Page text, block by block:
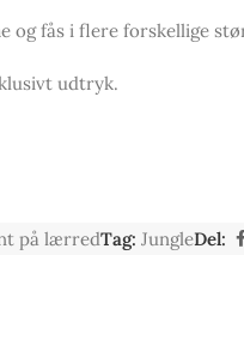
og fås i flere forskellige
udtryk.
på lærredTag: JungleDel: